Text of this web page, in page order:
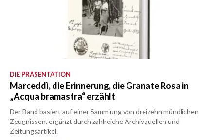
DIE PRÄSENTATION
Marceddì, die Erinnerung, die Granate Rosa in
„Acqua bramastra“ erzählt
Der Band basiert auf einer Sammlung von dreizehn mündlichen
Zeugnissen, ergänzt durch zahlreiche Archivquellen und
Zeitungsartikel.